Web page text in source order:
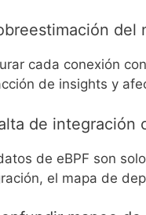
cada conexión
de insights y
de integración
de eBPF son
el mapa de